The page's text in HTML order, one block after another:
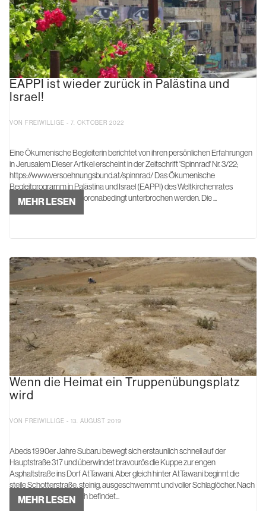
EAPPI ist wieder zurück in Palästina und
Israel!
VON FREIWILLIGE - 7. OKTOBER 2022
Eine Ökumenische Begleiterin berichtet von ihren persönlichen Erfahrungen
in Jerusalem Dieser Artikel erscheint in der Zeitschrift 'Spinnrad' Nr. 3/22;
https://www.versoehnungsbund.at/spinnrad/ Das Ökumenische
Begleitprogramm in Palästina und Israel (EAPPI) des Weltkirchenrates
musste Anfang 2020 coronabedingt unterbrochen werden. Die ...
MEHR LESEN
Wenn die Heimat ein Truppenübungsplatz
wird
VON FREIWILLIGE - 13. AUGUST 2019
Abeds 1990er Jahre Subaru bewegt sich erstaunlich schnell auf der
Hauptstraße 317 und überwindet bravourös die Kuppe zur engen
Asphaltstraße ins Dorf AtTawani. Aber gleich hinter AtTawani beginnt die
steile Schotterstraße, steinig, ausgeschwemmt und voller Schlaglöcher. Nach
dem Dorf Umm Fagarah befindet...
MEHR LESEN